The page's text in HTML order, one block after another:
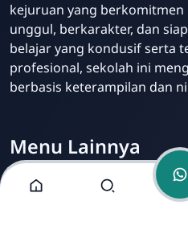
kejuruan yang berkomitmen
unggul, berkarakter, dan
belajar yang kondusif serta
profesional, sekolah ini
berbasis keterampilan dan
Menu Lainnya
Visi dan Misi